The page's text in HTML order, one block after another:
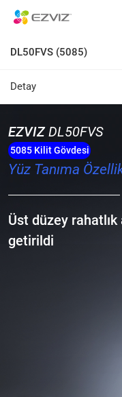
DL50FVS (5085)
Detay
EZVIZDL50FVS
5085 Kilit Gövdesi
Yüz Tanıma
Üst düzey rahatlık
getirildi